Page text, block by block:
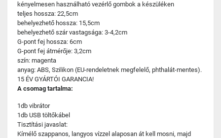
kényelmesen használható vezérlő gombok a készüléken
teljes hossza: 22,5cm
behelyezhető hossza: 15,5cm
behelyezhető szár vastagsága: 3-4,2cm
G-pont fej hossza: 6cm
G-pont fej átmérője: 3,2cm
szín: magenta
anyag: ABS, Szilikon (EU-rendeletnek megfelelő, phthalát-mentes).
15 ÉV GYÁRTÓI GARANCIA!
A csomag tartalma:
1db vibrátor
1db USB töltőkábel
Tisztítási javaslat:
Kímélő szappanos, langyos vízzel alaposan át kell mosni, majd